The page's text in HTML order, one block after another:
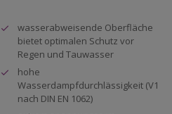
wasserabweisende Oberfläche
bietet optimalen Schutz vor
Regen und Tauwasser
hohe
Wasserdampfdurchlässigkeit (V1
nach DIN EN 1062)